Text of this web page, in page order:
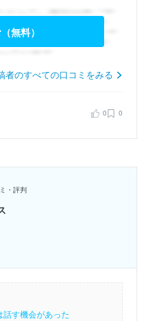
無料）
者のすべての口コミをみる
0 0
・評判
話す機会があった